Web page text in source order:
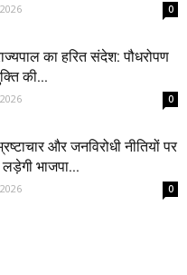
0
का हरित संदेश: पौधरोपण
की...
0
और जनविरोधी नीतियों पर
भाजपा...
0